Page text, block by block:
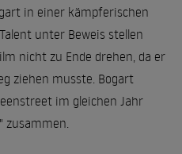
in einer kämpferischen
unter Beweis stellen
nicht zu Ende drehen, da er
ziehen musste. Bogart
im gleichen Jahr
" zusammen.